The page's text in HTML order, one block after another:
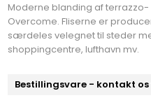
Moderne blanding af
Overcome. Fliserne er
særdeles velegnet til steder
shoppingcentre, lufthavn mv.
Bestillingsvare - kontakt